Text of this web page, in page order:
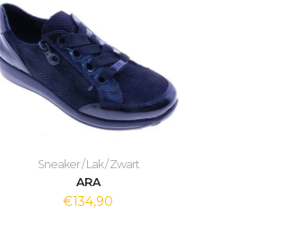
Sneaker / Lak / Zwart
ARA
€134,90